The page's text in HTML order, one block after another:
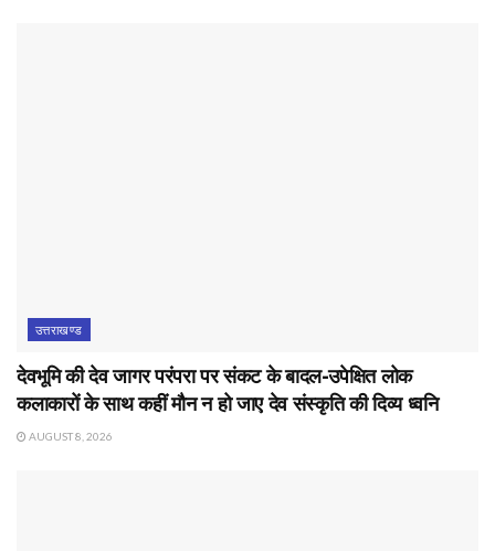
उत्तराखण्ड
देवभूमि की देव जागर परंपरा पर संकट के बादल-उपेक्षित लोक
कलाकारों के साथ कहीं मौन न हो जाए देव संस्कृति की दिव्य ध्वनि
AUGUST 8, 2026